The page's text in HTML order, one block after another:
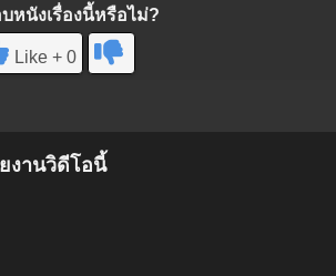
หนังเรื่องนี้หรือไม่?
Like + 0
งานวิดีโอนี้